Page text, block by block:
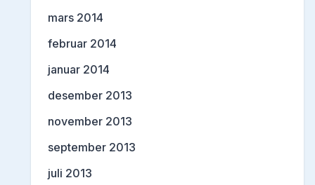
mars 2014
februar 2014
januar 2014
desember 2013
november 2013
september 2013
juli 2013